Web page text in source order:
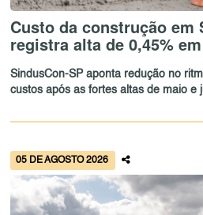
Custo da construção em
registra alta de 0,45%
SindusCon-SP aponta redução no
custos após as fortes altas de maio e
05 DE AGOSTO 2026